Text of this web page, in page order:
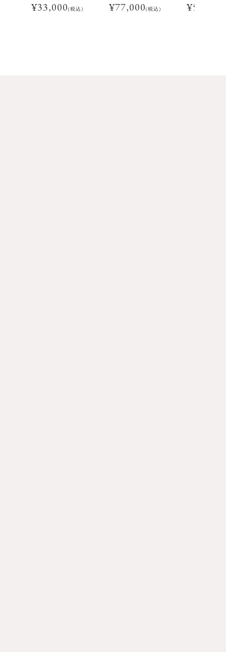
¥33,000(税込) ¥77,000(税込) ¥59,400